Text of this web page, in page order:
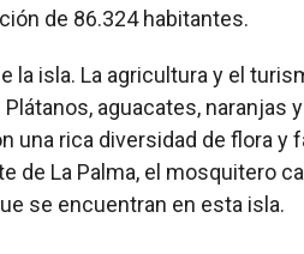
de 86.324 habitantes.
la isla. La agricultura y el
aguacates, naranjas
una rica diversidad de flora y
de La Palma, el mosquitero
se encuentran en esta isla.